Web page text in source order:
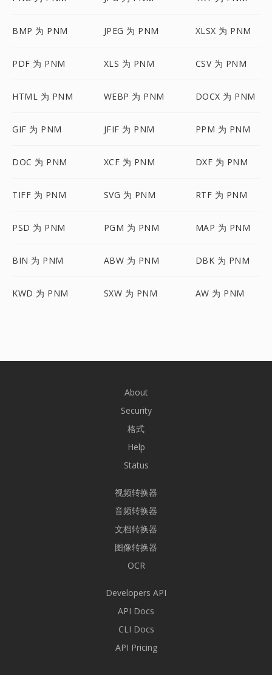
BMP 为 PNM JPEG 为 PNM XLSX 为 PNM
PDF 为 PNM XLS 为 PNM CSV 为 PNM
HTML 为 PNM WEBP 为 PNM DOCX 为 PNM
GIF 为 PNM JFIF 为 PNM PPM 为 PNM
DOC 为 PNM XCF 为 PNM DXF 为 PNM
TIFF 为 PNM SVG 为 PNM RTF 为 PNM
PSD 为 PNM PGM 为 PNM MAP 为 PNM
BIN 为 PNM ABW 为 PNM DBK 为 PNM
KWD 为 PNM SXW 为 PNM AW 为 PNM
About
Security
格式
Help
Status
视频转换器
音频转换器
文档转换器
图像转换器
OCR
Developers API
API Docs
CLI Docs
API Pricing